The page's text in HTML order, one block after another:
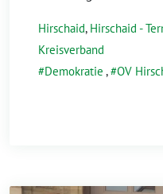
Hirschaid, Hirschaid -
Kreisverband
Demokratie , OV